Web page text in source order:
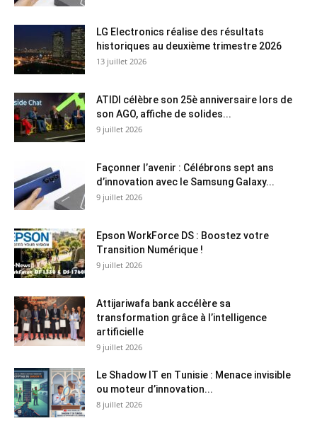
LG Electronics réalise des résultats
historiques au deuxième trimestre 2026
13 juillet 2026
ATIDI célèbre son 25è anniversaire lors de
son AGO, affiche de solides...
9 juillet 2026
Façonner l’avenir : Célébrons sept ans
d’innovation avec le Samsung Galaxy...
9 juillet 2026
Epson WorkForce DS : Boostez votre
Transition Numérique !
9 juillet 2026
Attijariwafa bank accélère sa
transformation grâce à l’intelligence
artificielle
9 juillet 2026
Le Shadow IT en Tunisie : Menace invisible
ou moteur d’innovation...
8 juillet 2026